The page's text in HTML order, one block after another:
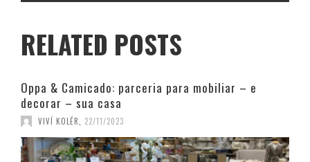
RELATED POSTS
Oppa & Camicado: parceria para mobiliar – e
decorar – sua casa
VIVÍ KOLÉR 22/11/2023